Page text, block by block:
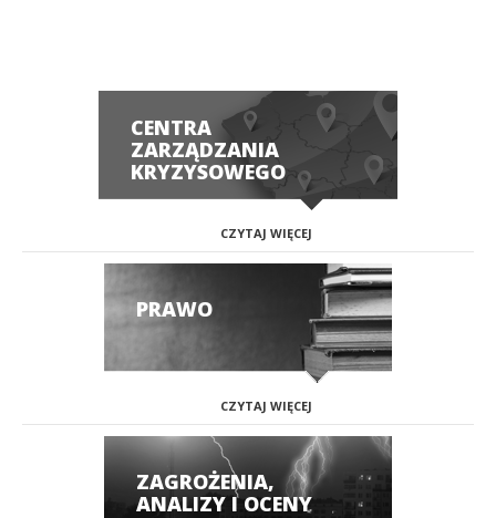
CENTRA
ZARZĄDZANIA
KRYZYSOWEGO
CZYTAJ WIĘCEJ
PRAWO
CZYTAJ WIĘCEJ
ZAGROŻENIA,
ANALIZY I OCENY